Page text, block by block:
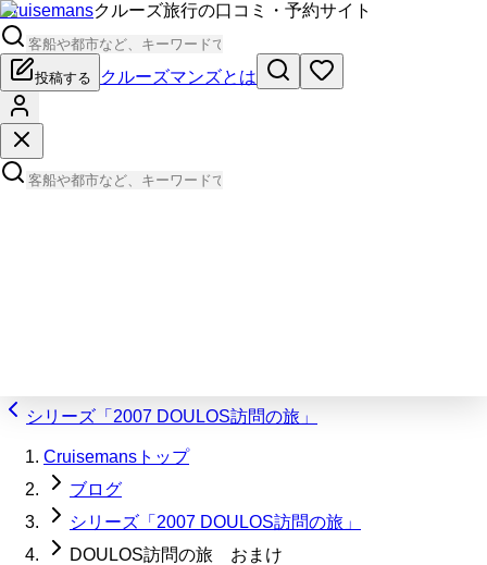
Cruisemansクルーズ旅行の口コミ・予約サイト
投稿する クルーズマンズとは
シリーズ「2007 DOULOS訪問の旅」
Cruisemansトップ
ブログ
シリーズ「2007 DOULOS訪問の旅」
DOULOS訪問の旅 おまけ